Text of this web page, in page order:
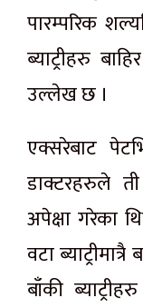
पारम्परिक
ब्याट्रीहरु
उल्लेख छ ।
एक्सरेबाट
डाक्टरहरुले ती
अपेक्षा गरेका
वटा
बाँकी